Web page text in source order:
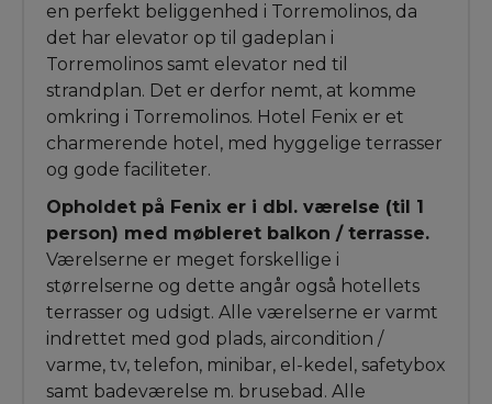
en perfekt beliggenhed i Torremolinos, da
det har elevator op til gadeplan i
Torremolinos samt elevator ned til
strandplan. Det er derfor nemt, at komme
omkring i Torremolinos. Hotel Fenix er et
charmerende hotel, med hyggelige terrasser
og gode faciliteter.
Opholdet på Fenix er i dbl. værelse (til 1
person) med møbleret balkon / terrasse.
Værelserne er meget forskellige i
størrelserne og dette angår også hotellets
terrasser og udsigt. Alle værelserne er varmt
indrettet med god plads, aircondition /
varme, tv, telefon, minibar, el-kedel, safetybox
samt badeværelse m. brusebad. Alle